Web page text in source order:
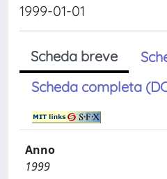
1999-01-01
Scheda breve
Scheda completa
Anno
1999